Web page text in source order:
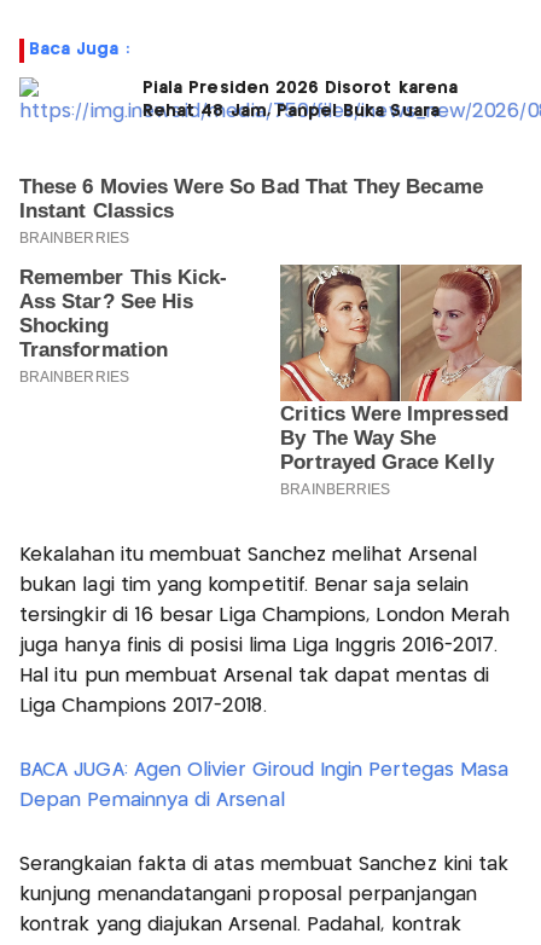
Baca Juga :
Piala Presiden 2026 Disorot karena
Rehat 48 Jam, Panpel Buka Suara
Kekalahan itu membuat Sanchez melihat Arsenal
bukan lagi tim yang kompetitif. Benar saja selain
tersingkir di 16 besar Liga Champions, London Merah
juga hanya finis di posisi lima Liga Inggris 2016-2017.
Hal itu pun membuat Arsenal tak dapat mentas di
Liga Champions 2017-2018.
BACA JUGA: Agen Olivier Giroud Ingin Pertegas Masa
Depan Pemainnya di Arsenal
Serangkaian fakta di atas membuat Sanchez kini tak
kunjung menandatangani proposal perpanjangan
kontrak yang diajukan Arsenal. Padahal, kontrak